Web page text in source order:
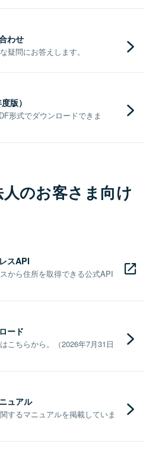
わせ
疑問にお答えします。
版）
形式でダウンロードできま
のお客さま向け
スAPI
から住所を取得できる公式API
ード
こちらから。（2026年7月31日
ュアル
するマニュアルを掲載していま